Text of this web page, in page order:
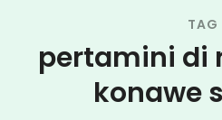
TAG
pertamini di
konawe